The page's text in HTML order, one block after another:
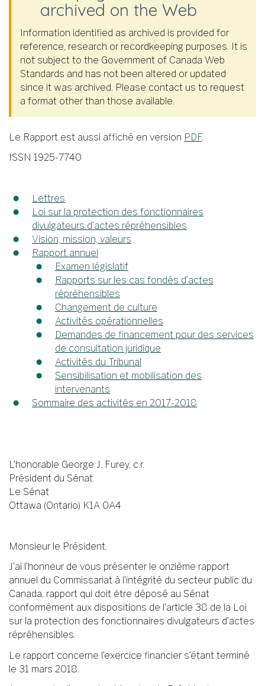
archived on the Web
Information identified as archived is provided for
reference, research or recordkeeping purposes. It is
not subject to the Government of Canada Web
Standards and has not been altered or updated
since it was archived. Please contact us to request
a format other than those available.
Le Rapport est aussi affiché en version PDF.
ISSN 1925-7740
Lettres
Loi sur la protection des fonctionnaires
divulgateurs d’actes répréhensibles
Vision, mission, valeurs
Rapport annuel
Examen législatif
Rapports sur les cas fondés d’actes
répréhensibles
Changement de culture
Activités opérationnelles
Demandes de financement pour des services
de consultation juridique
Activités du Tribunal
Sensibilisation et mobilisation des
intervenants
Sommaire des activités en 2017-2018
L’honorable George J. Furey, c.r.
Président du Sénat
Le Sénat
Ottawa (Ontario) K1A 0A4
Monsieur le Président,
J’ai l’honneur de vous présenter le onzième rapport
annuel du Commissariat à l’intégrité du secteur public du
Canada, rapport qui doit être déposé au Sénat
conformément aux dispositions de l’article 38 de la Loi
sur la protection des fonctionnaires divulgateurs d’actes
répréhensibles.
Le rapport concerne l’exercice financier s’étant terminé
le 31 mars 2018.